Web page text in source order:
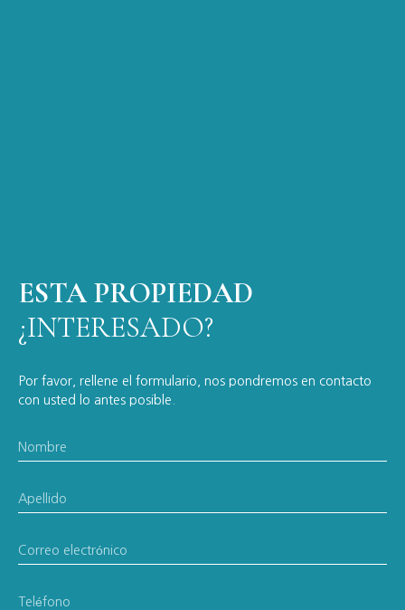
ESTA PROPIEDAD
¿INTERESADO?
Por favor, rellene el formulario, nos pondremos en contacto
con usted lo antes posible.
Nombre
Apellido
Correo electrónico
Teléfono